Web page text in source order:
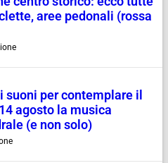
aree pedonali (rossa
suoni per contemplare il
agosto la musica
(e non solo)